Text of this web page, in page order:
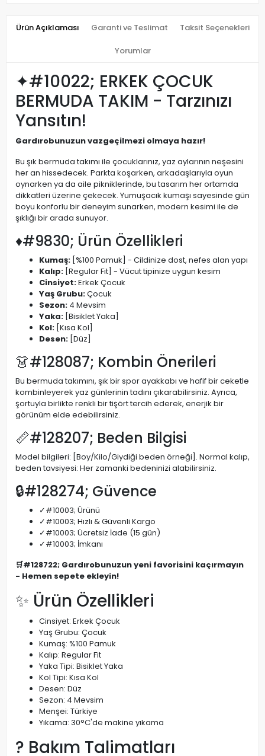
Ürün Açıklaması Garanti ve Teslimat Taksit Seçenekleri
Yorumlar
✦#10022; ERKEK ÇOCUK
BERMUDA TAKIM - Tarzınızı
Yansıtın!
Gardırobunuzun vazgeçilmezi olmaya hazır!
Bu şık bermuda takımı ile çocuklarınız, yaz aylarının neşesini
her an hissedecek. Parkta koşarken, arkadaşlarıyla oyun
oynarken ya da aile pikniklerinde, bu tasarım her ortamda
dikkatleri üzerine çekecek. Yumuşacık kumaşı sayesinde gün
boyu konforlu bir deneyim sunarken, modern kesimi ile de
şıklığı bir arada sunuyor.
♦#9830; Ürün Özellikleri
Kumaş: [%100 Pamuk] - Cildinize dost, nefes alan yapı
Kalıp: [Regular Fit] - Vücut tipinize uygun kesim
Cinsiyet:Erkek Çocuk
Yaş Grubu:Çocuk
Sezon: 4 Mevsim
Yaka: [Bisiklet Yaka]
Kol: [Kısa Kol]
Desen: [Düz]
👗#128087; Kombin Önerileri
Bu bermuda takımını, şık bir spor ayakkabı ve hafif bir ceketle
kombinleyerek yaz günlerinin tadını çıkarabilirsiniz. Ayrıca,
şortuyla birlikte renkli bir tişört tercih ederek, enerjik bir
görünüm elde edebilirsiniz.
📏#128207; Beden Bilgisi
Model bilgileri: [Boy/Kilo/Giydiği beden örneği]. Normal kalıp,
beden tavsiyesi: Her zamanki bedeninizi alabilirsiniz.
🔒#128274; Güvence
✓#10003; Ürünü
✓#10003; Hızlı & Güvenli Kargo
✓#10003; Ücretsiz İade (15 gün)
✓#10003; İmkanı
🛒#128722; Gardırobunuzun yeni favorisini kaçırmayın
- Hemen sepete ekleyin!
✨ Ürün Özellikleri
Cinsiyet: Erkek Çocuk
Yaş Grubu: Çocuk
Kumaş: %100 Pamuk
Kalıp: Regular Fit
Yaka Tipi: Bisiklet Yaka
Kol Tipi: Kısa Kol
Desen: Düz
Sezon: 4 Mevsim
Menşei: Türkiye
Yıkama: 30°C'de makine yıkama
? Bakım Talimatları